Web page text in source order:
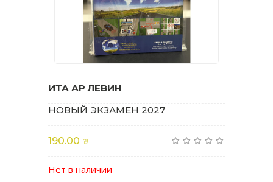
ИТА АР ЛЕВИН
НОВЫЙ ЭКЗАМЕН 2027
190.00 ₪
Нет в наличии